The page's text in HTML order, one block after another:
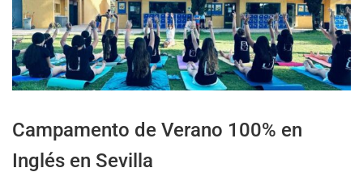
Campamento de Verano 100% en
Inglés en Sevilla